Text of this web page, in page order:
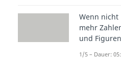
Wenn nicht
mehr
und Figuren
1/5 – Dauer: